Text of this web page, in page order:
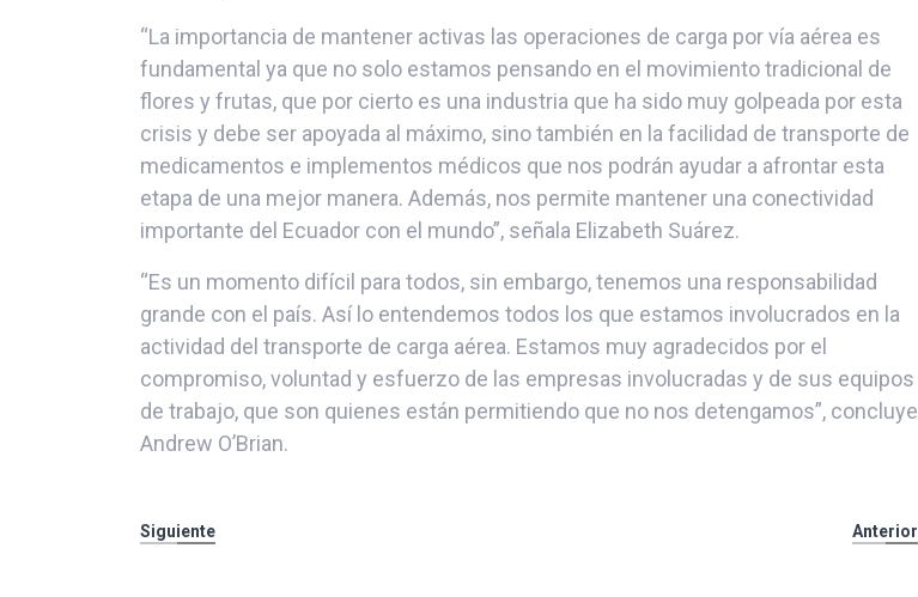
“La importancia de mantener activas las operaciones de carga por vía aérea es
fundamental ya que no solo estamos pensando en el movimiento tradicional de
flores y frutas, que por cierto es una industria que ha sido muy golpeada por esta
crisis y debe ser apoyada al máximo, sino también en la facilidad de transporte de
medicamentos e implementos médicos que nos podrán ayudar a afrontar esta
etapa de una mejor manera. Además, nos permite mantener una conectividad
importante del Ecuador con el mundo”, señala Elizabeth Suárez.
“Es un momento difícil para todos, sin embargo, tenemos una responsabilidad
grande con el país. Así lo entendemos todos los que estamos involucrados en la
actividad del transporte de carga aérea. Estamos muy agradecidos por el
compromiso, voluntad y esfuerzo de las empresas involucradas y de sus equipos
de trabajo, que son quienes están permitiendo que no nos detengamos”, concluye
Andrew O’Brian.
Siguiente Anterior